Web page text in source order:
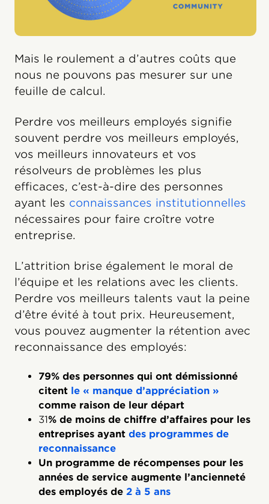
Mais le roulement a d’autres coûts que
nous ne pouvons pas mesurer sur une
feuille de calcul.
Perdre vos meilleurs employés signifie
souvent perdre vos meilleurs employés,
vos meilleurs innovateurs et vos
résolveurs de problèmes les plus
efficaces, c’est-à-dire des personnes
ayant les connaissances institutionnelles
nécessaires pour faire croître votre
entreprise.
L’attrition brise également le moral de
l’équipe et les relations avec les clients.
Perdre vos meilleurs talents vaut la peine
d’être évité à tout prix. Heureusement,
vous pouvez augmenter la rétention avec
reconnaissance des employés:
79% des personnes qui ont démissionné
citent le « manque d’appréciation »
comme raison de leur départ
31% de moins de chiffre d’affaires pour les
entreprises ayant des programmes de
reconnaissance
Un programme de récompenses pour les
années de service augmente l’ancienneté
des employés de 2 à 5 ans